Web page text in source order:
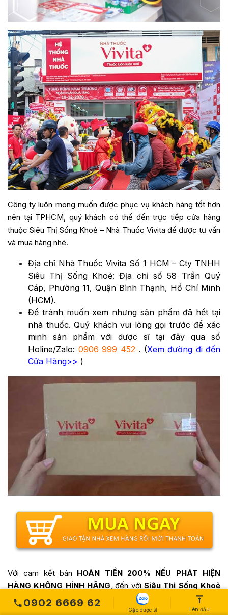
Công ty luôn mong muốn được phục vụ khách hàng tốt hơn
nên tại TPHCM, quý khách có thể đến trực tiếp cửa hàng
thuộc Siêu Thị Sống Khoẻ – Nhà Thuốc Vivita để được tư vấn
và mua hàng nhé.
Địa chỉ Nhà Thuốc Vivita Số 1 HCM – Cty TNHH
Siêu Thị Sống Khoẻ: Địa chỉ số 58 Trần Quý
Cáp, Phường 11, Quận Bình Thạnh, Hồ Chí Minh
(HCM).
Để tránh muốn xem nhưng sản phẩm đã hết tại
nhà thuốc. Quý khách vui lòng gọi trước để xác
minh sản phẩm với dược sĩ tại đây qua số
Holine/Zalo: 0906 999 452. (Xem đường đi đến
Cửa Hàng>> )
Với cam kết bán HOÀN TIỀN 200% NẾU PHÁT HIỆN
HÀNG KHÔNG HÍNH HÃNG, đến với Siêu Thị Sống Khoẻ
Vivitaquý khách hàng sẽ hoàn toàn an tâm và hài lòng về
chất lượng và nguồn gốc sản phẩm.
0902 6669 62
Gặp dược sĩ Lên đầu